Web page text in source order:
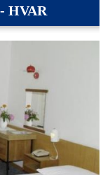
HVAR